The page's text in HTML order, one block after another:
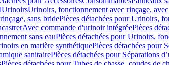
UrinoirsUrinoirs, fonctionnement avec rinçage,
sans bridePièces détachées pour Urinoirs,
Avec commande d'urinoir intégréePièces
sans eauPièces détachées pour Urinoirs,
en matière synthétiquePièces détachées pour
sanitairePièces détachées pour Séparations